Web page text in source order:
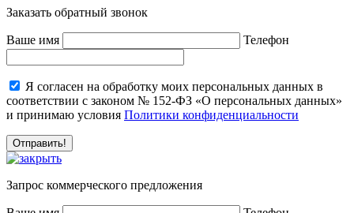
Заказать обратный звонок
Ваше имя Телефон
Я согласен на обработку моих персональных данных в
соответствии с законом № 152-ФЗ «О персональных данных»
и принимаю условия Политики конфиденциальности
Запрос коммерческого предложения